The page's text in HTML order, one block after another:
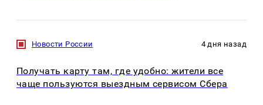
Новости России 4 дня назад
Получать карту там, где удобно: жители все
чаще пользуются выездным сервисом Сбера